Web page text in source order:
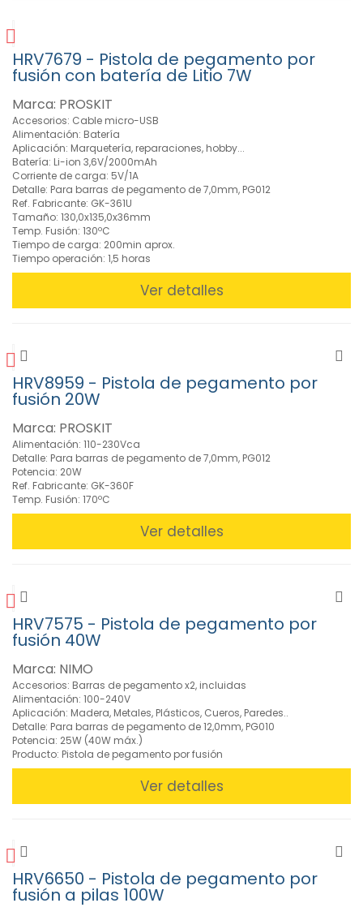
Mantenimiento
(55)
Linternas
(32)
»
Lupas
(22)
»
Soldadura
(351)
CARACTERISTICAS
MARCAS
HRV7679 - Pistola de pegamento por
fusión con batería de Litio 7W
Marca: PROSKIT
Accesorios: Cable micro-USB
Alimentación: Batería
Aplicación: Marquetería, reparaciones, hobby...
Batería: Li-ion 3,6V/2000mAh
Corriente de carga: 5V/1A
Detalle: Para barras de pegamento de 7,0mm, PG012
Ref. Fabricante: GK-361U
Tamaño: 130,0x135,0x36mm
Temp. Fusión: 130ºC
Tiempo de carga: 200min aprox.
Tiempo operación: 1,5 horas
Ver detalles
HRV8959 - Pistola de pegamento por
fusión 20W
Marca: PROSKIT
Alimentación: 110-230Vca
Detalle: Para barras de pegamento de 7,0mm, PG012
Potencia: 20W
Ref. Fabricante: GK-360F
Temp. Fusión: 170ºC
Ver detalles
HRV7575 - Pistola de pegamento por
fusión 40W
Marca: NIMO
Accesorios: Barras de pegamento x2, incluidas
Alimentación: 100-240V
Aplicación: Madera, Metales, Plásticos, Cueros, Paredes..
Detalle: Para barras de pegamento de 12,0mm, PG010
Potencia: 25W (40W máx.)
Producto: Pistola de pegamento por fusión
Ver detalles
HRV6650 - Pistola de pegamento por
fusión a pilas 100W